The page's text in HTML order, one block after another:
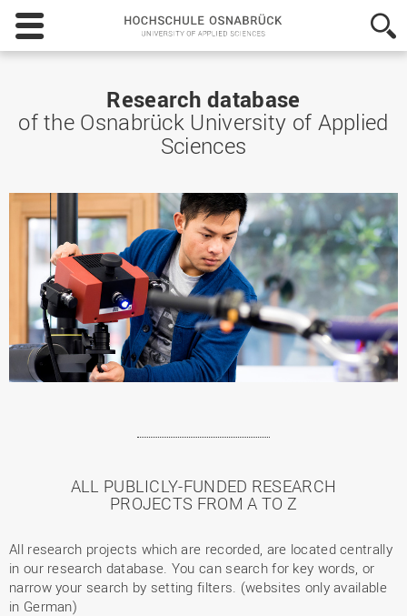
Hochschule
Osnabrück
-
Sciences
Research database
of the Osnabrück University of Applied
Sciences
ALL PUBLICLY-FUNDED RESEARCH
PROJECTS FROM A TO Z
All research projects which are recorded, are located centrally
in our research database. You can search for key words, or
narrow your search by setting filters. (websites only available
in German)